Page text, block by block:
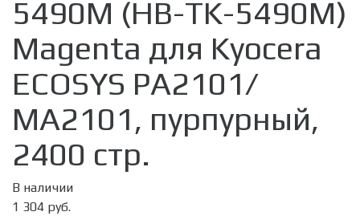
5490M (HB-TK-5490M)
Magenta для Kyocera
ECOSYS PA2101/
MA2101, пурпурный,
2400 стр.
В наличии
1 304 руб.